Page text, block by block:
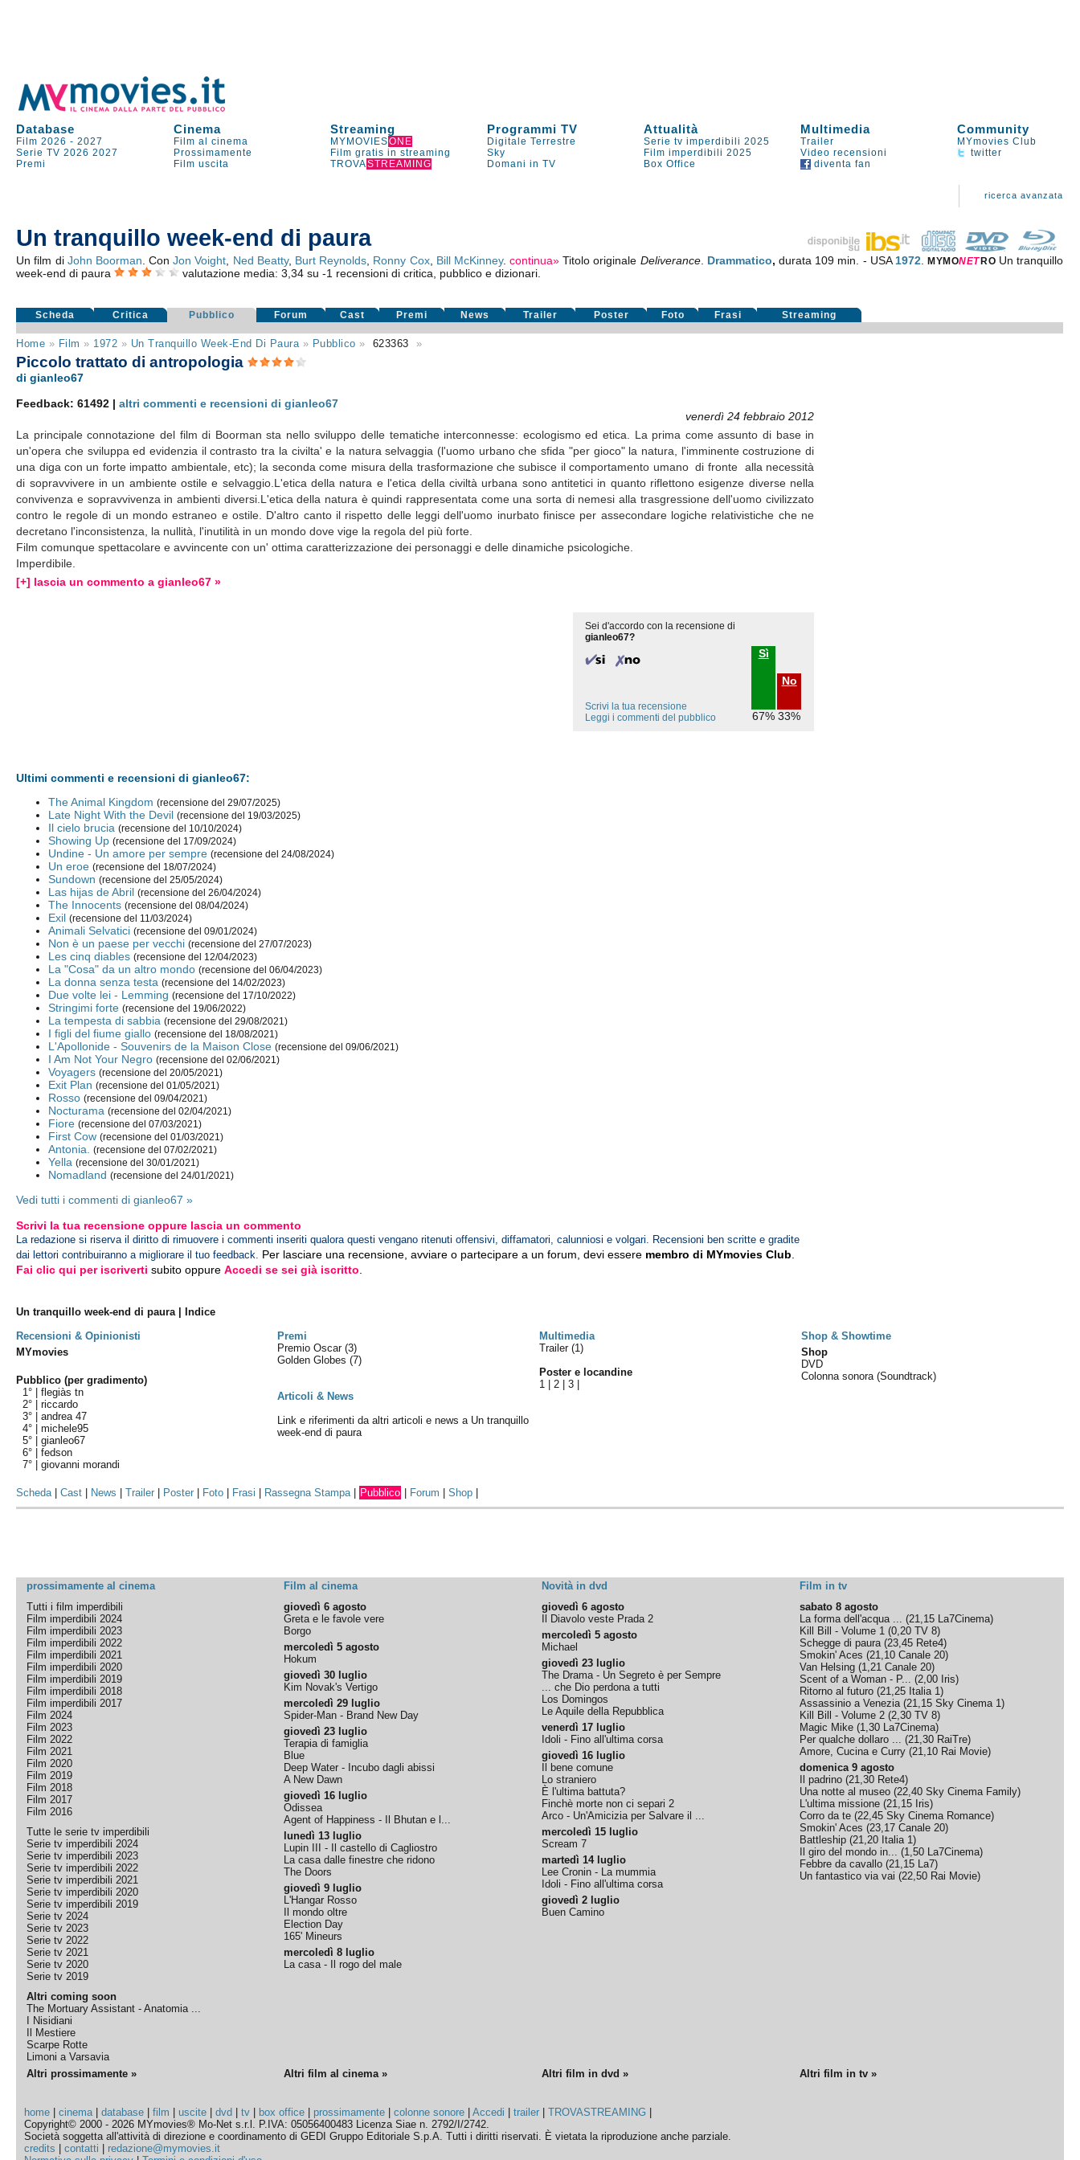
Database Cinema Streaming Programmi TV Attualità Multimedia Community
Film 2026 -2027 Film al cinema MYMOVIESONE Digitale Terrestre Serie tv imperdibili 2025 Trailer
MYmovies Club
Serie TV 2026 2027 Prossimamente Film gratis in streaming Sky Film imperdibili 2025 Video recensioni
twitter
Premi
Film uscita TROVASTREAMING Domani in TV Box Office diventa fan
ricerca avanzata
Un tranquillo week-end di paura
Un film di John Boorman . ConJon Voight Ned Beatty, Burt Reynolds Ronny Cox, Bill McKinney.continua» Titolo originale Deliverance. Drammatico,durata 109 min. - USA 1972.MYMONET RO Un tranquillo
week-end di paura
valutazione media:3,34 su-1 recensioni di critica, pubblico e dizionari.
Scheda Critica Pubblico Forum Cast Premi News Trailer Poster Foto Frasi Streaming
Home » Film » 1972 » Un Tranquillo Week-End Di Paura» Pubblico » 623363 »
Piccolo trattato di antropologia
di gianleo67
Feedback: 61492 |altri commenti e recensioni di gianleo67
venerdì 24 febbraio 2012
La principale connotazione del film di Boorman sta nello sviluppo delle tematiche interconnesse: ecologismo ed etica. La prima come assunto di base in
un'opera che sviluppa ed evidenzia il contrasto tra la civilta' e la natura selvaggia (l'uomo urbano che sfida "per gioco" la natura, l'imminente costruzione di
una diga con un forte impatto ambientale, etc); la seconda come misura della trasformazione che subisce il comportamento umano di fronte alla necessità
di sopravvivere in un ambiente ostile e selvaggio.L'etica della natura e l'etica della civiltà urbana sono antitetici in quanto riflettono esigenze diverse nella
convivenza e sopravvivenza in ambienti diversi.L'etica della natura è quindi rappresentata come una sorta di nemesi alla trasgressione dell'uomo civilizzato
contro le regole di un mondo estraneo e ostile. D'altro canto il rispetto delle leggi dell'uomo inurbato finisce per assecondare logiche relativistiche che ne
decretano l'inconsistenza, la nullità, l'inutilità in un mondo dove vige la regola del più forte.
Film comunque spettacolare e avvincente con un' ottima caratterizzazione dei personaggi e delle dinamiche psicologiche.
Imperdibile.
[+] lascia un commento a gianleo67 »
Sei d'accordo con la recensione di
gianleo67?
Sì
67%
No
33%
Scrivi la tua recensione
Leggi i commenti del pubblico
Ultimi commenti e recensioni di gianleo67:
The Animal Kingdom (recensione del 29/07/2025)
Late Night With the Devil (recensione del 19/03/2025)
Il cielo brucia (recensione del 10/10/2024)
Showing Up (recensione del 17/09/2024)
Undine - Un amore per sempre (recensione del 24/08/2024)
Un eroe (recensione del 18/07/2024)
Sundown (recensione del 25/05/2024)
Las hijas de Abril (recensione del 26/04/2024)
The Innocents (recensione del 08/04/2024)
Exil (recensione del 11/03/2024)
Animali Selvatici (recensione del 09/01/2024)
Non è un paese per vecchi (recensione del 27/07/2023)
Les cinq diables (recensione del 12/04/2023)
La "Cosa" da un altro mondo (recensione del 06/04/2023)
La donna senza testa (recensione del 14/02/2023)
Due volte lei - Lemming (recensione del 17/10/2022)
Stringimi forte (recensione del 19/06/2022)
La tempesta di sabbia (recensione del 29/08/2021)
I figli del fiume giallo (recensione del 18/08/2021)
L'Apollonide - Souvenirs de la Maison Close (recensione del 09/06/2021)
I Am Not Your Negro (recensione del 02/06/2021)
Voyagers (recensione del 20/05/2021)
Exit Plan (recensione del 01/05/2021)
Rosso (recensione del 09/04/2021)
Nocturama (recensione del 02/04/2021)
Fiore (recensione del 07/03/2021)
First Cow (recensione del 01/03/2021)
Antonia. (recensione del 07/02/2021)
Yella (recensione del 30/01/2021)
Nomadland (recensione del 24/01/2021)
Vedi tutti i commenti di gianleo67 »
Scrivi la tua recensione oppure lascia un commento
La redazione si riserva il diritto di rimuovere i commenti inseriti qualora questi vengano ritenuti offensivi, diffamatori, calunniosi e volgari. Recensioni ben scritte e gradite
dai lettori contribuiranno a migliorare il tuo feedback. Per lasciare una recensione, avviare o partecipare a un forum, devi essere membro di MYmovies Club
Fai clic qui per iscriverti subito oppureAccedi se sei già iscritto
Un tranquillo week-end di paura | Indice
Recensioni & Opinionisti
Premi Multimedia
Shop & Showtime
MYmovies
Pubblico (per gradimento)
1° |flegiàs tn
2° |riccardo
3° |andrea 47
4° |michele95
5° |gianleo67
6° |fedson
7° |giovanni morandi
Premio Oscar(3)
Golden Globes(7)
Articoli & News
Link e riferimenti da altri articoli e news a Un tranquillo
week-end di paura
Trailer (1)
Poster e locandine
1 |2 |3
Shop
DVD
Colonna sonora (Soundtrack)
Scheda|Cast News |Trailer Poster Foto Frasi Rassegna Stampa| Pubblico Forum |Shop
prossimamente al cinema Film al cinema Novità in dvd
Film in tv
Tutti i film imperdibili
Film imperdibili 2024
Film imperdibili 2023
Film imperdibili 2022
Film imperdibili 2021
Film imperdibili 2020
Film imperdibili 2019
Film imperdibili 2018
Film imperdibili 2017
Film 2024
Film 2023
Film 2022
Film 2021
Film 2020
Film 2019
Film 2018
Film 2017
Film 2016
Tutte le serie tv imperdibili
Serie tv imperdibili 2024
Serie tv imperdibili 2023
Serie tv imperdibili 2022
Serie tv imperdibili 2021
Serie tv imperdibili 2020
Serie tv imperdibili 2019
Serie tv 2024
Serie tv 2023
Serie tv 2022
Serie tv 2021
Serie tv 2020
Serie tv 2019
Altri coming soon
The Mortuary Assistant - Anatomia ...
I Nisidiani
Il Mestiere
Scarpe Rotte
Limoni a Varsavia
giovedì 6 agosto
Greta e le favole vere
Borgo
mercoledì 5 agosto
Hokum
giovedì 30 luglio
Kim Novak's Vertigo
mercoledì 29 luglio
Spider-Man - Brand New Day
giovedì 23 luglio
Terapia di famiglia
Blue
Deep Water - Incubo dagli abissi
A New Dawn
giovedì 16 luglio
Odissea
Agent of Happiness - Il Bhutan e l...
lunedì 13 luglio
Lupin III - Il castello di Cagliostro
La casa dalle finestre che ridono
The Doors
giovedì 9 luglio
L'Hangar Rosso
Il mondo oltre
Election Day
165' Mineurs
mercoledì 8 luglio
La casa - Il rogo del male
giovedì 6 agosto
Il Diavolo veste Prada 2
mercoledì 5 agosto
Michael
giovedì 23 luglio
The Drama - Un Segreto è per Sempre
... che Dio perdona a tutti
Los Domingos
Le Aquile della Repubblica
venerdì 17 luglio
Idoli - Fino all'ultima corsa
giovedì 16 luglio
Il bene comune
Lo straniero
È l'ultima battuta?
Finchè morte non ci separi 2
Arco - Un'Amicizia per Salvare il ...
mercoledì 15 luglio
Scream 7
martedì 14 luglio
Lee Cronin - La mummia
Idoli - Fino all'ultima corsa
giovedì 2 luglio
Buen Camino
sabato 8 agosto
La forma dell'acqua ... (21,15 La7Cinema)
Kill Bill - Volume 1 (0,20 TV 8)
Schegge di paura(23,45 Rete4)
Smokin' Aces (21,10 Canale 20)
Van Helsing (1,21 Canale 20)
Scent of a Woman - P... (2,00 Iris)
Ritorno al futuro (21,25 Italia 1)
Assassinio a Venezia(21,15 Sky Cinema 1)
Kill Bill - Volume 2 (2,30 TV 8)
Magic Mike (1,30 La7Cinema)
Per qualche dollaro ... (21,30 RaiTre)
Amore, Cucina e Curry (21,10 Rai Movie)
domenica 9 agosto
Il padrino (21,30 Rete4)
Una notte al museo (22,40 Sky Cinema Family)
L'ultima missione (21,15 Iris)
Corro da te (22,45 Sky Cinema Romance)
Smokin' Aces (23,17 Canale 20)
Battleship (21,20 Italia 1)
Il giro del mondo in... (1,50 La7Cinema)
Febbre da cavallo (21,15 La7)
Un fantastico via vai (22,50 Rai Movie)
Altri prossimamente » Altri film al cinema » Altri film in dvd » Altri film in tv »
home |cinema|database |film |uscite |dvd |tv box office prossimamente |colonne sonore |Accedi |trailer |TROVASTREAMING
Copyright© 2000 - 2026 MYmovies® Mo-Net s.r.l. P.IVA: 05056400483 Licenza Siae n. 2792/I/2742.
Società soggetta all'attività di direzione e coordinamento di GEDI Gruppo Editoriale S.p.A. Tutti i diritti riservati. È vietata la riproduzione anche parziale.
credits |contatti
redazione@mymovies.it